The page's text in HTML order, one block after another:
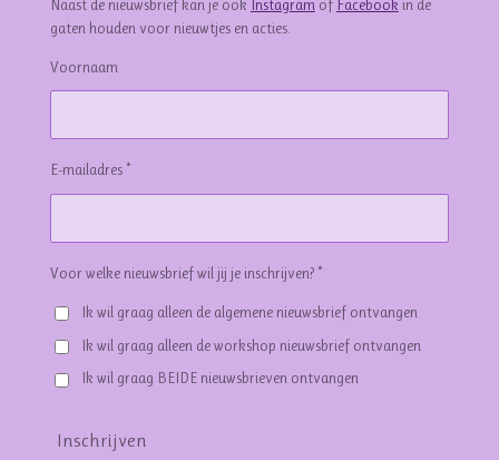
Naast de nieuwsbrief kan je ook Instagram of Facebook in de
gaten houden voor nieuwtjes en acties.
Voornaam
E-mailadres *
Voor welke nieuwsbrief wil jij je inschrijven? *
Ik wil graag alleen de algemene nieuwsbrief ontvangen
Ik wil graag alleen de workshop nieuwsbrief ontvangen
Ik wil graag BEIDE nieuwsbrieven ontvangen
Inschrijven